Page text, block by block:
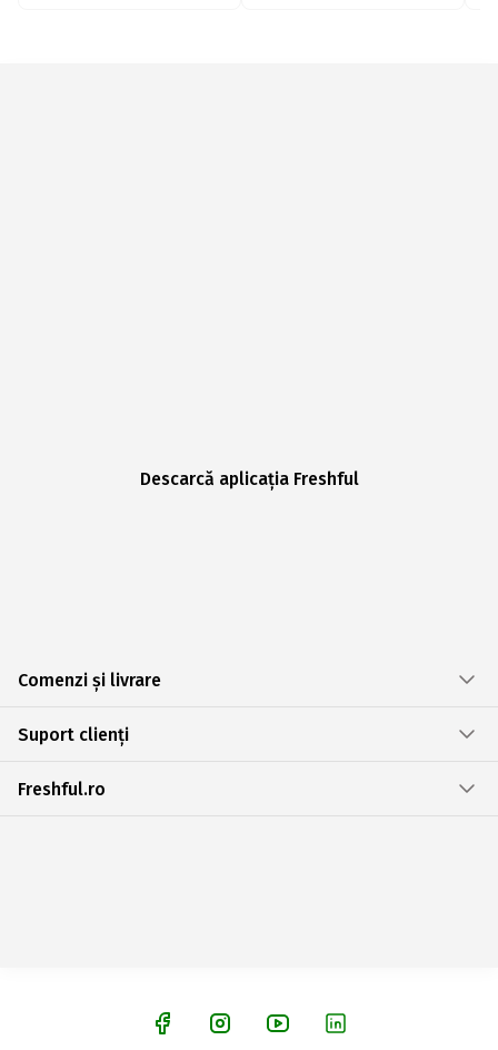
Descarcă aplicația Freshful
Comenzi și livrare
Suport clienți
Freshful.ro